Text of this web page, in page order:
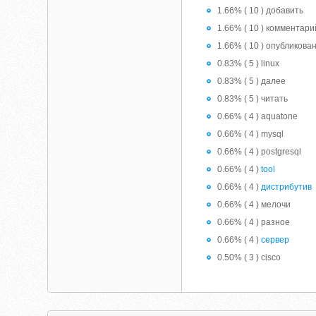
1.66% ( 10 ) добавить
1.66% ( 10 )
1.66% ( 10 )
0.83% ( 5 ) linux
0.83% ( 5 ) далее
0.83% ( 5 ) читать
0.66% ( 4 ) aquatone
0.66% ( 4 ) mysql
0.66% ( 4 ) postgresql
0.66% ( 4 )tool
0.66% ( 4 )дистрибутив
0.66% ( 4 ) мелочи
0.66% ( 4 ) разное
0.66% ( 4 )сервер
0.50% ( 3 ) cisco